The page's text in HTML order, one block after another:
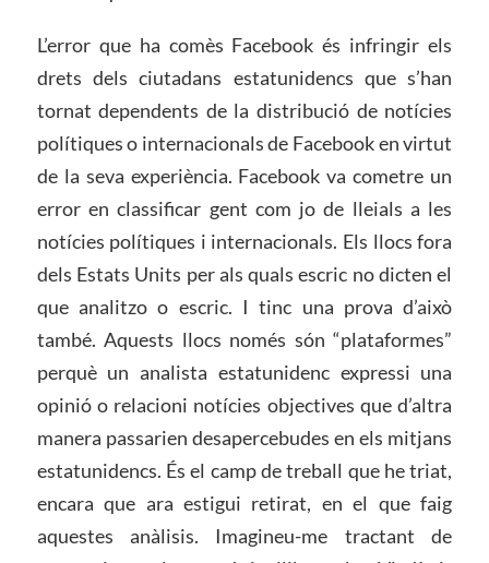
L’error que ha comès Facebook és infringir els
drets dels ciutadans estatunidencs que s’han
tornat dependents de la distribució de notícies
polítiques o internacionals de Facebook en virtut
de la seva experiència. Facebook va cometre un
error en classificar gent com jo de lleials a les
notícies polítiques i internacionals. Els llocs fora
dels Estats Units per als quals escric no dicten el
que analitzo o escric. I tinc una prova d’això
també. Aquests llocs només són “plataformes”
perquè un analista estatunidenc expressi una
opinió o relacioni notícies objectives que d’altra
manera passarien desapercebudes en els mitjans
estatunidencs. És el camp de treball que he triat,
encara que ara estigui retirat, en el que faig
aquestes anàlisis. Imagineu-me tractant de